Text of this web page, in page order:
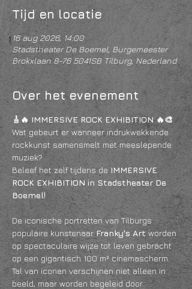
Tijd en locatie
16 aug 2026, 14:00
Stadstheater De Boemel, Burgemeester
Brokxlaan 8-76 5041SB Tilburg, Nederland
Over het evenement
🎸🔥 IMMERSIVE ROCK EXHIBITION 🔥🎨
Wat gebeurt er wanneer indrukwekkende
rockkunst samensmelt met meeslepende
muziek?
Beleef het zelf tijdens de IMMERSIVE
ROCK EXHIBITION in Stadstheater De
Boemel!
De iconische portretten van Tilburgs
populaire kunstenaar Franky's Art worden
op spectaculaire wijze tot leven gebracht
op een gigantisch 100 m² cinemascherm.
Tal van iconen verschijnen niet alleen in
beeld, maar worden begeleid door